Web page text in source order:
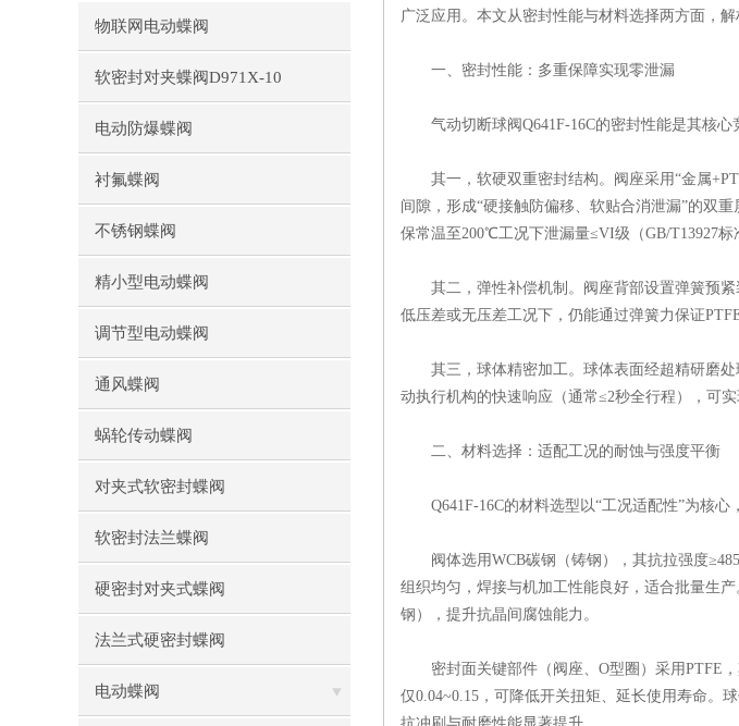
物联网电动蝶阀
软密封对夹蝶阀D971X-10
电动防爆蝶阀
衬氟蝶阀
不锈钢蝶阀
精小型电动蝶阀
调节型电动蝶阀
通风蝶阀
蜗轮传动蝶阀
对夹式软密封蝶阀
软密封法兰蝶阀
硬密封对夹式蝶阀
法兰式硬密封蝶阀
电动蝶阀
广泛应用。本文从密封性能与材料选择两方面，解
一、密封性能：多重保障实现零泄漏
气动切断球阀Q641F-16C的密封性能是其核心
其一，软硬双重密封结构。阀座采用“金属
间隙，形成“硬接触防偏移、软贴合消泄漏”的双
保常温至200℃工况下泄漏量≤VI级（GB/T13927标
其二，弹性补偿机制。阀座背部设置弹簧预紧
低压差或无压差工况下，仍能通过弹簧力保证
其三，球体精密加工。球体表面经超精研磨处
动执行机构的快速响应（通常≤2秒全行程），可
二、材料选择：适配工况的耐蚀与强度平衡
Q641F-16C的材料选型以“工况适配性”为核心
阀体选用WCB碳钢（铸钢），其抗拉强度
组织均匀，焊接与机加工性能良好，适合批量生
钢），提升抗晶间腐蚀能力。
密封面关键部件（阀座、O型圈）采用PTFE，
仅0.04~0.15，可降低开关扭矩、延长使用寿命。